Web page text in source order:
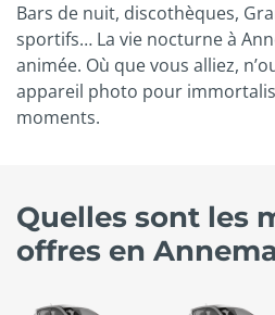
Bars de nuit, discothèques,
sportifs… La vie nocturne à
animée. Où que vous alliez,
appareil photo pour
moments.
Quelles sont les
offres en